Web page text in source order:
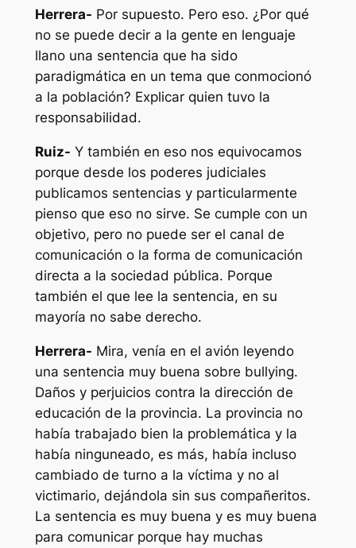
Herrera- Por supuesto. Pero eso. ¿Por qué
no se puede decir a la gente en lenguaje
llano una sentencia que ha sido
paradigmática en un tema que conmocionó
a la población? Explicar quien tuvo la
responsabilidad.
Ruiz- Y también en eso nos equivocamos
porque desde los poderes judiciales
publicamos sentencias y particularmente
pienso que eso no sirve. Se cumple con un
objetivo, pero no puede ser el canal de
comunicación o la forma de comunicación
directa a la sociedad pública. Porque
también el que lee la sentencia, en su
mayoría no sabe derecho.
Herrera- Mira, venía en el avión leyendo
una sentencia muy buena sobre bullying.
Daños y perjuicios contra la dirección de
educación de la provincia. La provincia no
había trabajado bien la problemática y la
había ninguneado, es más, había incluso
cambiado de turno a la víctima y no al
victimario, dejándola sin sus compañeritos.
La sentencia es muy buena y es muy buena
para comunicar porque hay muchas